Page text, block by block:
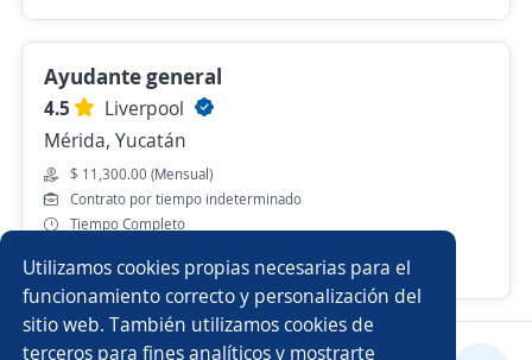
Utilizamos cookies propias necesarias para el
funcionamiento correcto y personalización del
sitio web. También utilizamos cookies de
terceros para fines analíticos y mostrarte
Ayudante general
4.5
Liverpool
Mérida, Yucatán
$ 11,300.00 (Mensual)
Contrato por tiempo indeterminado
Tiempo Completo
Hace 14 horas